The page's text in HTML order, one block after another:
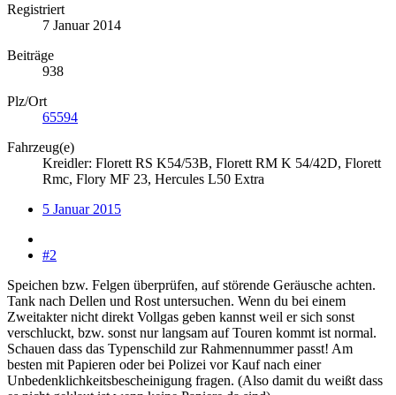
Registriert
7 Januar 2014
Beiträge
938
Plz/Ort
65594
Fahrzeug(e)
Kreidler: Florett RS K54/53B, Florett RM K 54/42D, Florett
Rmc, Flory MF 23, Hercules L50 Extra
5 Januar 2015
#2
Speichen bzw. Felgen überprüfen, auf störende Geräusche achten.
Tank nach Dellen und Rost untersuchen. Wenn du bei einem
Zweitakter nicht direkt Vollgas geben kannst weil er sich sonst
verschluckt, bzw. sonst nur langsam auf Touren kommt ist normal.
Schauen dass das Typenschild zur Rahmennummer passt! Am
besten mit Papieren oder bei Polizei vor Kauf nach einer
Unbedenklichkeitsbescheinigung fragen. (Also damit du weißt dass